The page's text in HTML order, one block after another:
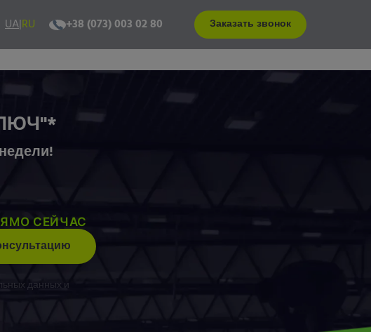
UA|RU +38 (073) 003 02 80 Заказать звонок
СЕЙЧАС
данных и